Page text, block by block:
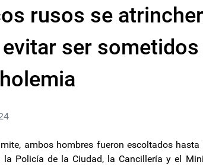
rusos se
ser sometidos
ambos hombres fueron escoltados
Policía de la Ciudad, la Cancillería y el